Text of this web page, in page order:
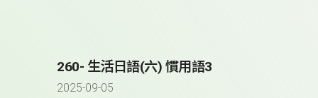
260- 生活日語(六) 慣用語3
2025-09-05